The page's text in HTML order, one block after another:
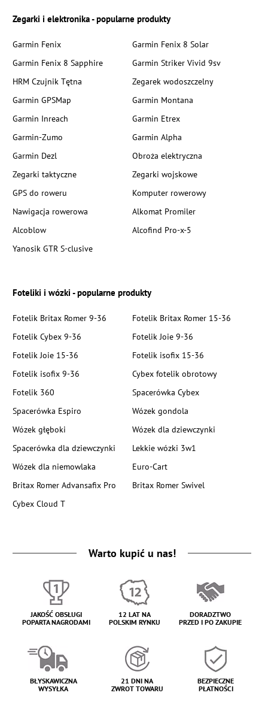
Zegarki i elektronika - popularne produkty
Garmin Fenix
Garmin Fenix 8 Solar
Garmin Fenix 8 Sapphire
Garmin Striker Vivid 9sv
HRM Czujnik Tętna
Zegarek wodoszczelny
Garmin GPSMap
Garmin Montana
Garmin Inreach
Garmin Etrex
Garmin-Zumo
Garmin Alpha
Garmin Dezl
Obroża elektryczna
Zegarki taktyczne
Zegarki wojskowe
GPS do roweru
Komputer rowerowy
Nawigacja rowerowa
Alkomat Promiler
Alcoblow
Alcofind Pro-x-5
Yanosik GTR S-clusive
Foteliki i wózki - popularne produkty
Fotelik Britax Romer 9-36
Fotelik Britax Romer 15-36
Fotelik Cybex 9-36
Fotelik Joie 9-36
Fotelik Joie 15-36
Fotelik isofix 15-36
Fotelik isofix 9-36
Cybex fotelik obrotowy
Fotelik 360
Spacerówka Cybex
Spacerówka Espiro
Wózek gondola
Wózek głęboki
Wózek dla dziewczynki
Spacerówka dla dziewczynki
Lekkie wózki 3w1
Wózek dla niemowlaka
Euro-Cart
Britax Romer Advansafix Pro
Britax Romer Swivel
Cybex Cloud T
Warto kupić u nas!
JAKOŚĆ OBSŁUGI
POPARTA NAGRODAMI
12 LAT NA
POLSKIM RYNKU
DORADZTWO
PRZED I PO ZAKUPIE
BŁYSKAWICZNA
WYSYŁKA
21 DNI NA
ZWROT TOWARU
BEZPIECZNE
PŁATNOŚCI